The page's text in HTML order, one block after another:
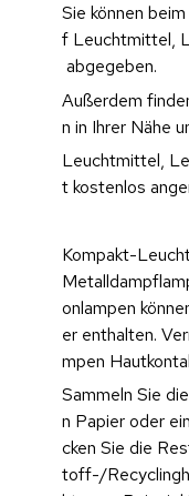
Sie können
f Leuchtmittel,
abgegeben.
Außerdem
n in Ihrer Nähe
Leuchtmittel,
t kostenlos
Kompakt-
onlampen
er enthalten.
mpen
Sammeln Sie
n Papier oder
cken Sie die
toff-/